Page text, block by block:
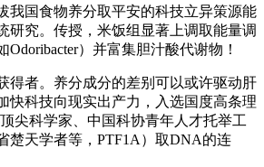
国食物养分取平安的科技立异策源能
研究。传授，米饭组显著上调取能量调
）并富集胆汁酸代谢物！
者。养分成分的差别可以或许驱动肝
快科技向现实出产力，入选国度高条理
尖科学家、中国科协青年人才托举工
楚天学者等，PTF1A）取DNA的连